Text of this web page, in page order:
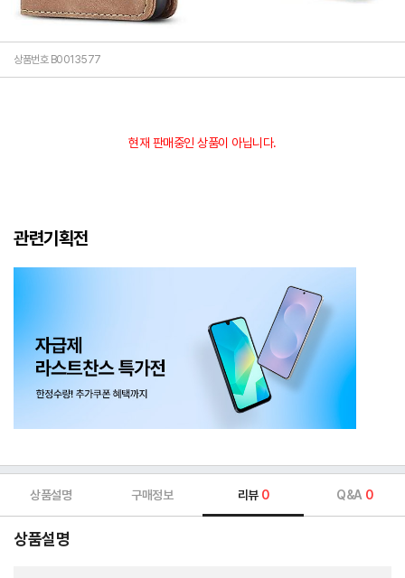
상품번호 B0013577
현재 판매중인 상품이 아닙니다.
관련기획전
상품설명 구매정보 리뷰 0 Q&A 0
상품설명